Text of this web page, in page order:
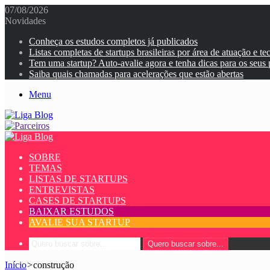
07/08/2026
Novidades
Conheça os estudos completos já publicados
Listas completas de startups brasileiras por área de atuação e
Tem uma startup? Auto-avalie agora e tenha dicas para os seus
Saiba quais chamadas para acelerações que estão abertas
Menu
SOBRE
TEMAS
LISTAS DE STARTUPS
ENTREVISTAS
CASES DE STARTUPS
BAIXAR ESTUDOS
AVALIE SUA STARTUP
Quero buscar sobre...
Início>construção